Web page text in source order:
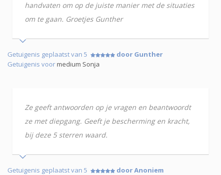
handvaten om op de juiste manier met de situaties
om te gaan. Groetjes Gunther
Getuigenis geplaatst van 5
door Gunther
Getuigenis voormedium Sonja
Ze geeft antwoorden op je vragen en beantwoordt
ze met diepgang. Geeft je bescherming en kracht,
bij deze 5 sterren waard.
Getuigenis geplaatst van 5
door Anoniem